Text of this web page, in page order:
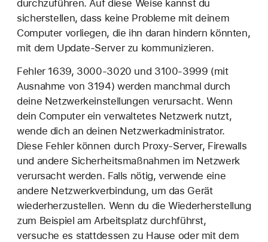
durchzuführen. Auf diese Weise kannst du
sicherstellen, dass keine Probleme mit deinem
Computer vorliegen, die ihn daran hindern könnten,
mit dem Update-Server zu kommunizieren.
Fehler 1639, 3000-3020 und 3100-3999 (mit
Ausnahme von 3194) werden manchmal durch
deine Netzwerkeinstellungen verursacht. Wenn
dein Computer ein verwaltetes Netzwerk nutzt,
wende dich an deinen Netzwerkadministrator.
Diese Fehler können durch Proxy-Server, Firewalls
und andere Sicherheitsmaßnahmen im Netzwerk
verursacht werden. Falls nötig, verwende eine
andere Netzwerkverbindung, um das Gerät
wiederherzustellen. Wenn du die Wiederherstellung
zum Beispiel am Arbeitsplatz durchführst,
versuche es stattdessen zu Hause oder mit dem